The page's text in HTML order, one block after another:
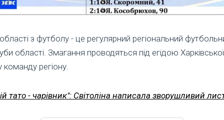
з футболу - це регулярний регіональний
області. Змагання проводяться під егідою
регіону.
тато - чарівник": Світоліна написала зворушливий